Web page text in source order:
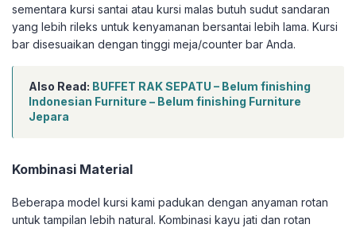
sementara kursi santai atau kursi malas butuh sudut sandaran
yang lebih rileks untuk kenyamanan bersantai lebih lama. Kursi
bar disesuaikan dengan tinggi meja/counter bar Anda.
Also Read: BUFFET RAK SEPATU – Belum finishing
Indonesian Furniture – Belum finishing Furniture
Jepara
Kombinasi Material
Beberapa model kursi kami padukan dengan anyaman rotan
untuk tampilan lebih natural. Kombinasi kayu jati dan rotan